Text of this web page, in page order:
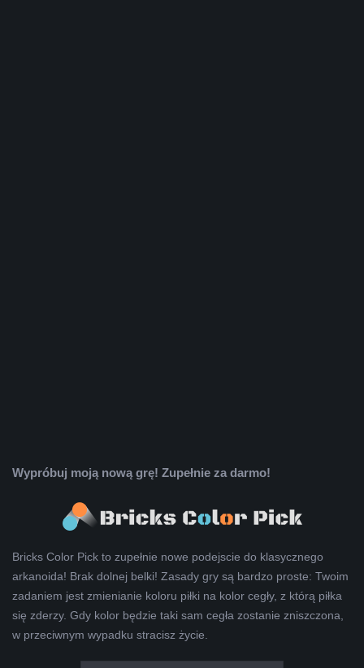
Wypróbuj moją nową grę! Zupełnie za darmo!
Bricks Color Pick to zupełnie nowe podejscie do klasycznego
arkanoida! Brak dolnej belki! Zasady gry są bardzo proste: Twoim
zadaniem jest zmienianie koloru piłki na kolor cegły, z którą piłka
się zderzy. Gdy kolor będzie taki sam cegła zostanie zniszczona,
w przeciwnym wypadku stracisz życie.